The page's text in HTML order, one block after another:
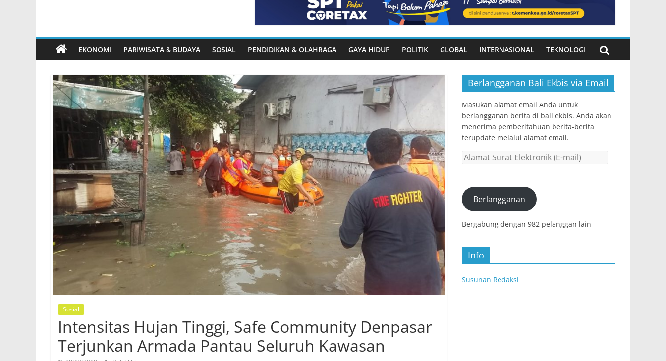
EKONOMI PARIWISATA & BUDAYA SOSIAL PENDIDIKAN & OLAHRAGA GAYA HIDUP POLITIK GLOBAL INTERNASIONAL TEKNOLOGI
Sosial
Intensitas Hujan Tinggi, Safe Community Denpasar
Terjunkan Armada Pantau Seluruh Kawasan
Berlangganan Bali Ekbis via Email
Masukan alamat email Anda untuk
berlangganan berita di bali ekbis. Anda akan
menerima pemberitahuan berita-berita
terupdate melalui alamat email.
Alamat
(E-
mail)Berlangganan
Bergabung dengan 982 pelanggan lain
Info
Susunan Redaksi